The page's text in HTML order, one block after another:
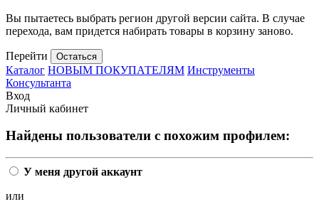
Вы пытаетесь выбрать регион другой версии сайта. В случае
перехода, вам придется набирать товары в корзину заново.
Перейти Остаться
Каталог НОВЫМ ПОКУПАТЕЛЯМ Инструменты
Консультанта
Вход
Личный кабинет
Найдены пользователи с похожим профилем:
У меня другой аккаунт
или